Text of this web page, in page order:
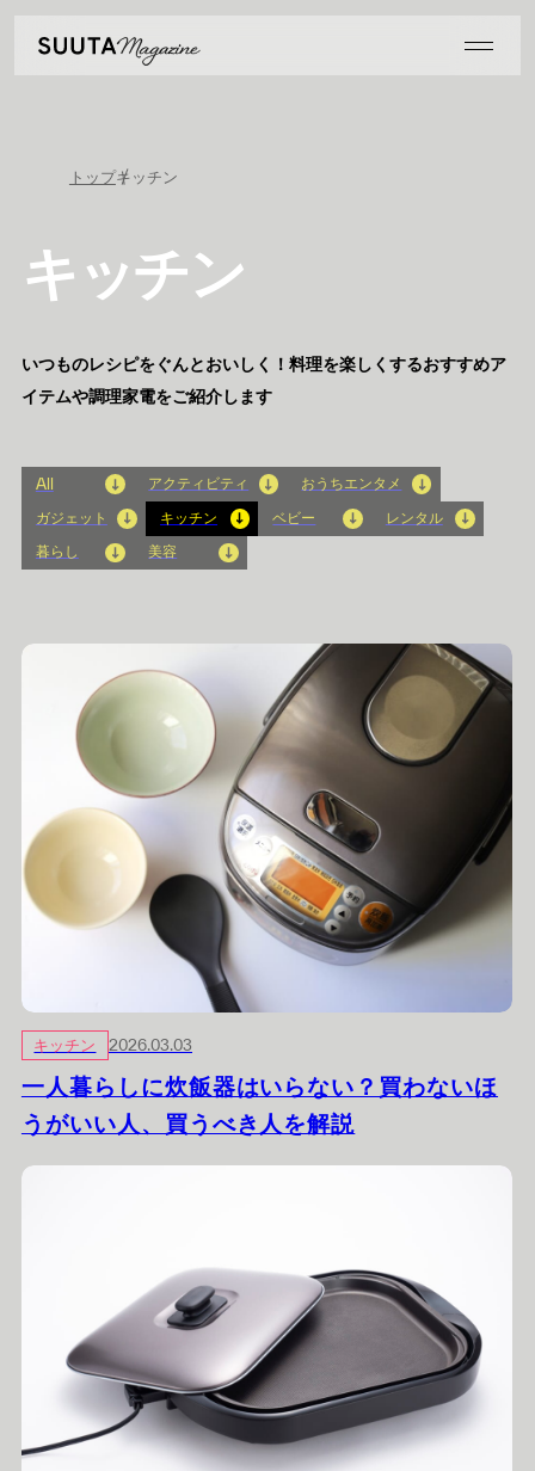
トップキッチン
キッチン
いつものレシピをぐんとおいしく！料理を楽しくするおすすめア
イテムや調理家電をご紹介します
All アクティビティ
おうちエンタメ
ガジェット
キッチン ベビー
レンタル
暮らし
美容
キッチン 2026.03.03
一人暮らしに炊飯器はいらない？買わないほ
うがいい人、買うべき人を解説